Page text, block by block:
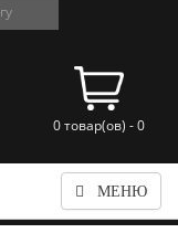
0 товар(ов) - 0
МЕНЮ